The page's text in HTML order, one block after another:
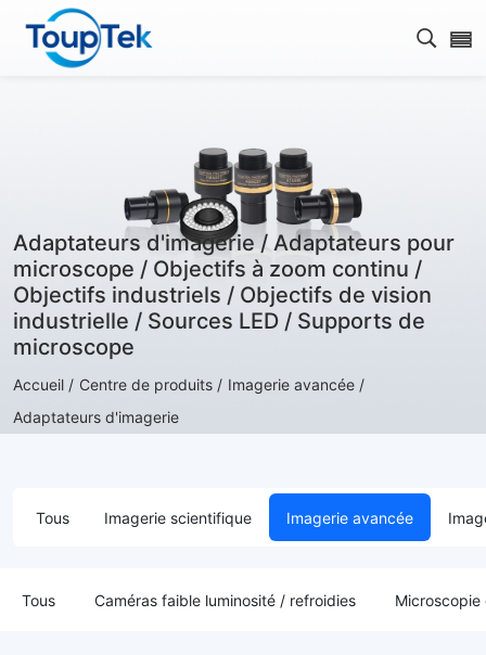
Ouvrir
Adaptateurs d'imagerie / Adaptateurs pour
microscope / Objectifs à zoom continu /
Objectifs industriels / Objectifs de vision
industrielle / Sources LED / Supports de
microscope
Accueil / Centre de produits / Imagerie avancée /
Adaptateurs d'imagerie
Tous Imagerie scientifique Imagerie avancée
Tous Caméras faible luminosité / refroidies Microscopie